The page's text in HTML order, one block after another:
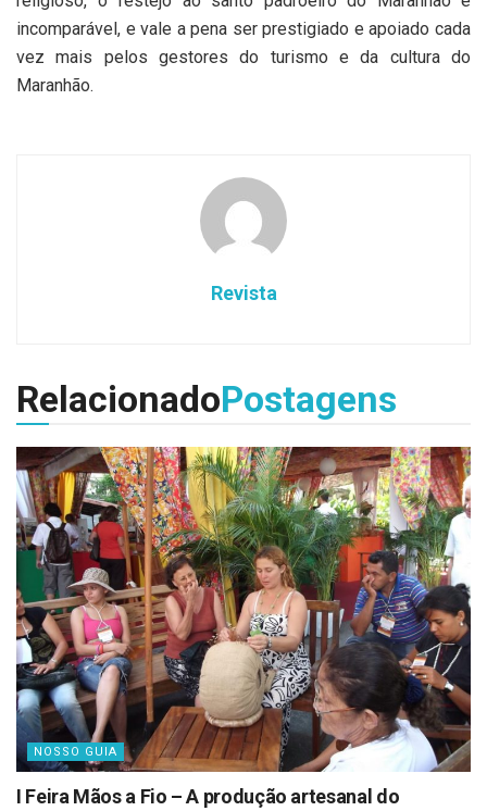
incomparável, e vale a pena ser prestigiado e apoiado cada
vez mais pelos gestores do turismo e da cultura do
Maranhão.
Revista
RelacionadoPostagens
NOSSO GUIA
I Feira Mãos a Fio – A produção artesanal do